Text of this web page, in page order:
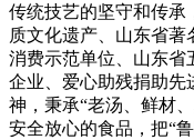
传统技艺的坚守和传承
质文化遗产、山东省著
消费示范单位、山东省
企业、爱心助残捐助先
神，秉承“老汤、鲜材
安全放心的食品，把“